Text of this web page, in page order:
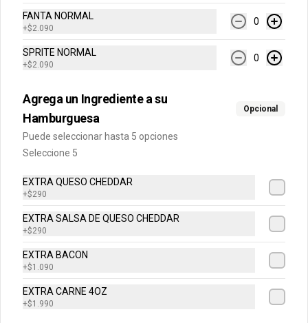
BEBIDAS
$2.090
FANTA NORMAL
+$2.090
0
SPRITE NORMAL
+$2.090
0
Agrega un Ingrediente a su
Hamburguesa
Opcional
Puede seleccionar hasta 5 opciones
Seleccione 5
EXTRA QUESO CHEDDAR
+$290
EXTRA SALSA DE QUESO CHEDDAR
+$290
EXTRA BACON
+$1.090
EXTRA CARNE 4OZ
+$1.990